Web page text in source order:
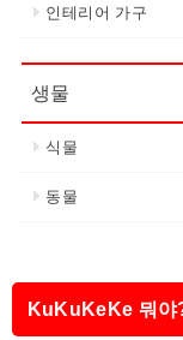
인테리어 가구
생물
식물
동물
KuKuKeKe 뭐야